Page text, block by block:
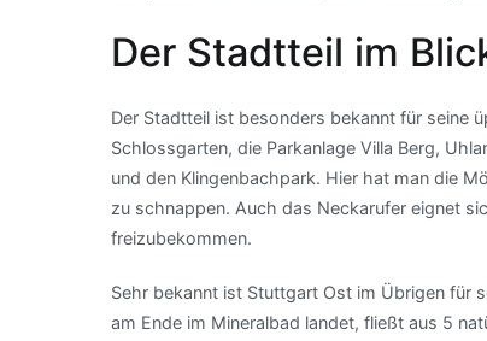
Der Stadtteil im
Der Stadtteil ist besonders bekannt für seine
Schlossgarten, die Parkanlage Villa Berg,
und den Klingenbachpark. Hier hat man die
zu schnappen. Auch das Neckarufer eignet
freizubekommen.
Sehr bekannt ist Stuttgart Ost im Übrigen für
am Ende im Mineralbad landet, fließt aus 5